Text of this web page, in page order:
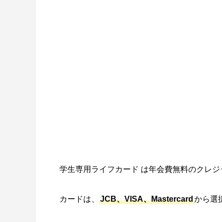
学生専用ライフカード は年会費無料のクレジ
カードは、 JCB、VISA、Mastercardから選